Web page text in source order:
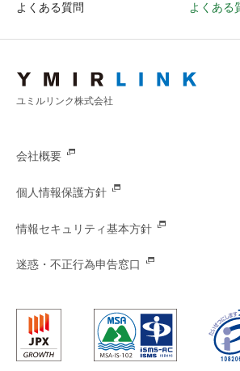
よくある質問 よくある
ユミルリンク株式会社
会社概要
個人情報保護方針
情報セキュリティ基本方針
迷惑・不正行為申告窓口